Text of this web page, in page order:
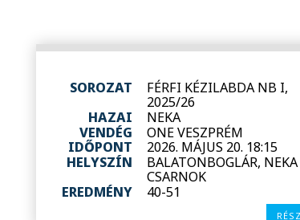
SOROZAT
FÉRFI KÉZILABDA NB I,
2025/26
HAZAI
NEKA
VENDÉG
ONE VESZPRÉM
IDŐPONT
2026. MÁJUS 20. 18:15
HELYSZÍN
BALATONBOGLÁR, NEKA
CSARNOK
EREDMÉNY
40-51